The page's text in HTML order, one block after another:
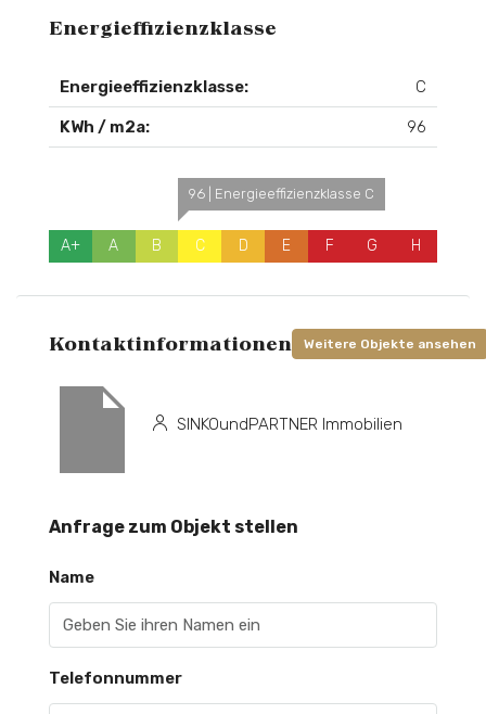
Energieffizienzklasse
Energieeffizienzklasse: C
KWh / m2a: 96
A+ A B
96 | Energieeffizienzklasse C
C D E F G H
Kontaktinformationen Weitere Objekte ansehen
SINKOundPARTNER Immobilien
Anfrage zum Objekt stellen
Name
Telefonnummer